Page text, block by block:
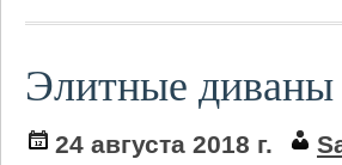
Элитные
24 августа 2018 г.